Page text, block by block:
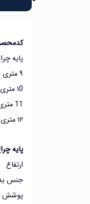
پایه
۹ متری
۱0 متری
11 متری
۱۲ متری
پایه
ارتفاع
جنس
پوشش